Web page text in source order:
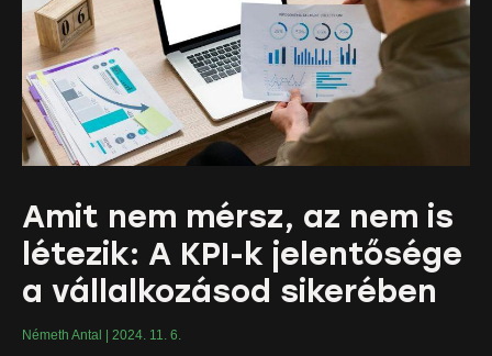
Amit nem mérsz, az nem is
létezik: A KPI-k jelentősége
a vállalkozásod sikerében
Németh Antal 2024. 11. 6.